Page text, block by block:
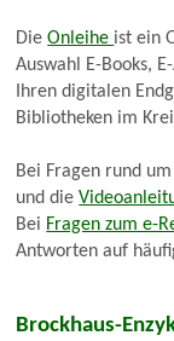
DieOnleihe ist ein
Auswahl E-Books,
Ihren digitalen
Bibliotheken im
Bei Fragen rund
und die
Bei Fragen zum e-
Antworten auf
Brockhaus-